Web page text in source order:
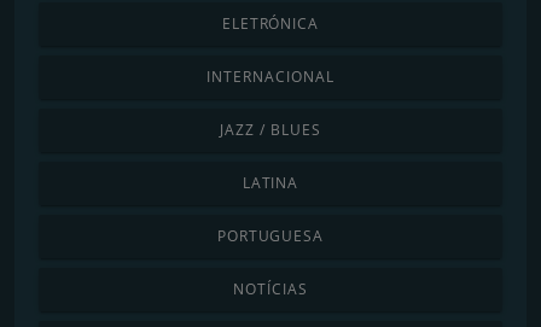
ELETRÓNICA
INTERNACIONAL
JAZZ / BLUES
LATINA
PORTUGUESA
NOTÍCIAS